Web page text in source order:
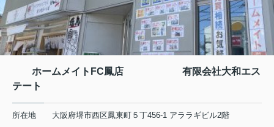
ホームメイトFC鳳店 有限会社大和エス
テート
所在地 大阪府堺市西区鳳東町５丁456-1 アララギビル2階